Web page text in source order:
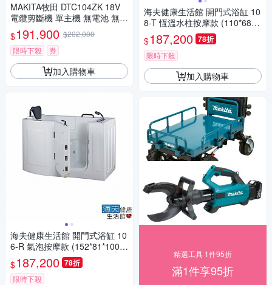
MAKITA牧田 DTC104ZK 18V
電纜剪斷機 單主機 無電池 無充
電器
$191,900 $202,000
限時下殺
券
加入購物車
海夫健康生活館 開門式浴缸 10
6-R 氣泡按摩款 (152*81*100c
m)
$187,200 78折
限時下殺
海夫健康生活館 開門式浴缸 10
8-T 恆溫水柱按摩款 (110*68*9
2cm)
$187,200 78折
限時下殺
加入購物車
精選工具 1件95折
滿1件享95折